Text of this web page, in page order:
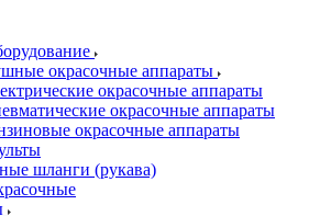
окрасочные аппараты
окрасочные аппараты
окрасочные аппараты
окрасочные аппараты
шланги (рукава)